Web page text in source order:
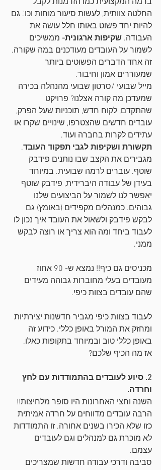
ברמה המקצועית כמו הזדמנות לקבל
החלטה צוותית, לעשות סיעור מוחות וכו'. גם
להיות יחד פשוט באותו חלל עושה את
העבודה. שקיפות ארגונית- ממשיכים
לשמור על העובדים מעודכנים במה שקורה.
זה אחד הדברים הפשוטים ביותר
שמעוררים אמון וחיבור.
מייל שבועי /סרטון שבועי מהנהלה בכירה
שמעדכן מה קורה אצלנו? פרויקט
שהתקדם, לקוח חדש, תוכניות שעל הפרק,
עובדים חדשים שהצטרפו, שינויים שקרו או
עתידים לקרות בחברה ועוד.
תקשורת ושקיפות לגבי תפקוד העובד.
מגבירים את הקצב שבו נותנים פידבק
שוטף. עוברים לרמה שבועית. במיוחד
בעידן של עבודה היברידית, פידבק שוטף
יאפשר לנו לשמור על הביצועים שלנו
גבוהים. כמנהלים מקפידים (באומץ) גם
לבקש פידבק ולשאול את העובד איך נכון לו
לעבוד ביחד ומה הוא צריך או רוצה לבקש
ממני.
מכניסים גם כיף!! נמצא ש- 90 אחוז
מעובדים בעלי מחוברות גבוהה מעידים
שהם עובדים בצוות כיפי.
לעבוד בצוות כיפי מגביר חדשנות יצירתיות
ומחזק את המורל באופן כללי. כידוע זה
באופן כללי טוב ובמיוחד בתקופות כאלו.
אז מה הכיף שלכם?
2. סיוע לעובדים בהתמודדות עם לחץ
וחרדה.
השנה וחצי האחרונות היו סופר מלחיצות!!
הרבה עובדים מדווחים על חרדה אמיתית
כזו שלא הכירו בשנים אחורה. זו התמודדות
לא מוכרת גם למנהלים וגם לעובדים
עצמם.
סביבה ודרכי עבודה חדשות שמצריכים